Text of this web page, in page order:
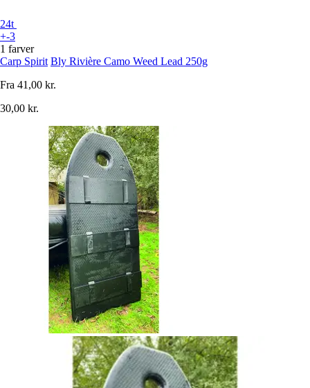
24t
+-3
1 farver
Carp Spirit Bly Rivière Camo Weed Lead 250g
Fra 41,00 kr.
30,00 kr.